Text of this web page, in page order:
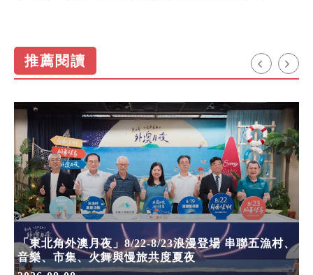
推薦閱讀
「東北角外澳月夜」8/22-8/23浪漫登場 串聯五漁村、
音樂、市集、火舞與慢旅共度夏夜